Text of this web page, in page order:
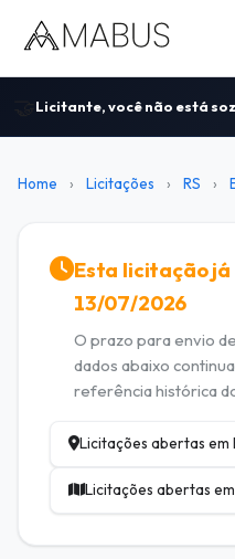
Licitante, você não está
Home › Licitações › RS ›
Esta licitação já
13/07/2026
O prazo para envio
dados abaixo
referência histórica
Licitações abertas em
Licitações abertas em